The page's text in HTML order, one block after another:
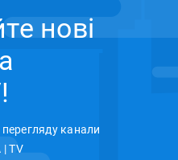
нові
перегляду канали
| TV